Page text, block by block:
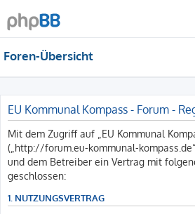
Foren-Übersicht
EU Kommunal Kompass - Forum -
Mit dem Zugriff auf „EU Kommunal
(„http://forum.eu-kommunal-
und dem Betreiber ein Vertrag mit
geschlossen:
1. NUTZUNGSVERTRAG